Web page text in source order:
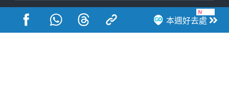
本週好去處
網民熱話 活動展覽 市集 開倉 尖沙咀好去處
銅鑼灣好去處 元朗好去處 荃灣好去處 旺角好去處 社會
餐廳情報
戶外郊遊